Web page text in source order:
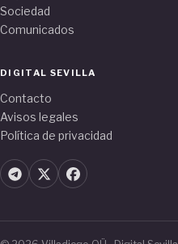
Sociedad
Comunicados
DIGITAL SEVILLA
Contacto
Avisos legales
Política de privacidad